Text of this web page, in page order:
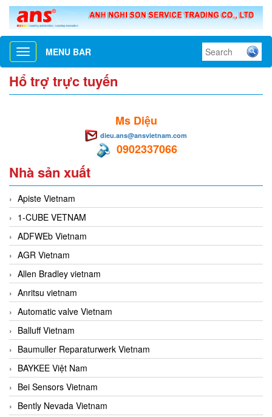
Toggle
navigation
MENU BAR
Hổ trợ trực tuyến
Ms Diệu
dieu.ans@ansvietnam.com
0902337066
Nhà sản xuất
Apiste Vietnam
1-CUBE VETNAM
ADFWEb Vietnam
AGR Vietnam
Allen Bradley vietnam
Anritsu vietnam
Automatic valve Vietnam
Balluff Vietnam
Baumuller Reparaturwerk Vietnam
BAYKEE Việt Nam
Bei Sensors Vietnam
Bently Nevada Vietnam